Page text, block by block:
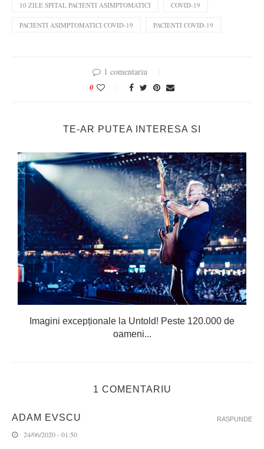
10 ZILE SPITAL PACIENTI ASIMPTOMATICI COVID-19
PACIENTI ASIMPTOMATICI COVID-19 PACIENTI COVID-19
1 comentariu
0
TE-AR PUTEA INTERESA SI
Imagini excepționale la Untold! Peste 120.000 de
oameni...
1 COMENTARIU
ADAM EVSCU
24/06/2020 - 01:50
RASPUNDE